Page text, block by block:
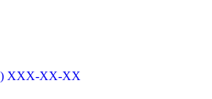
XXX-XX-XX